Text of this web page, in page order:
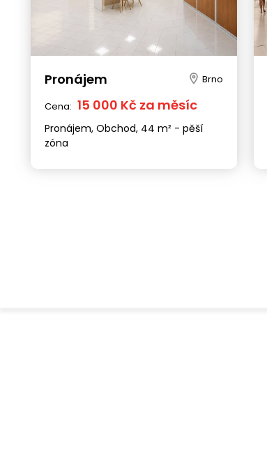
Pronájem Brno
Cena: 15 000 Kč za měsíc
Pronájem, Obchod, 44 m² - pěší
zóna